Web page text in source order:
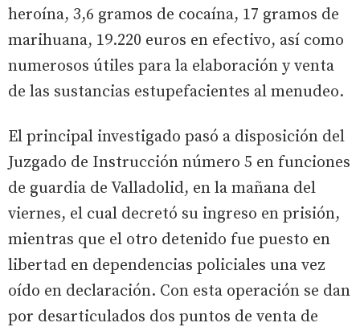
heroína, 3,6 gramos de cocaína, 17 gramos de
marihuana, 19.220 euros en efectivo, así como
numerosos útiles para la elaboración y venta
de las sustancias estupefacientes al menudeo.
El principal investigado pasó a disposición del
Juzgado de Instrucción número 5 en funciones
de guardia de Valladolid, en la mañana del
viernes, el cual decretó su ingreso en prisión,
mientras que el otro detenido fue puesto en
libertad en dependencias policiales una vez
oído en declaración. Con esta operación se dan
por desarticulados dos puntos de venta de